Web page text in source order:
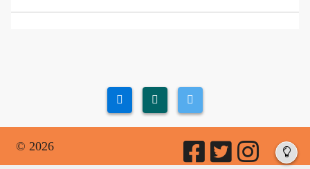
© 2026